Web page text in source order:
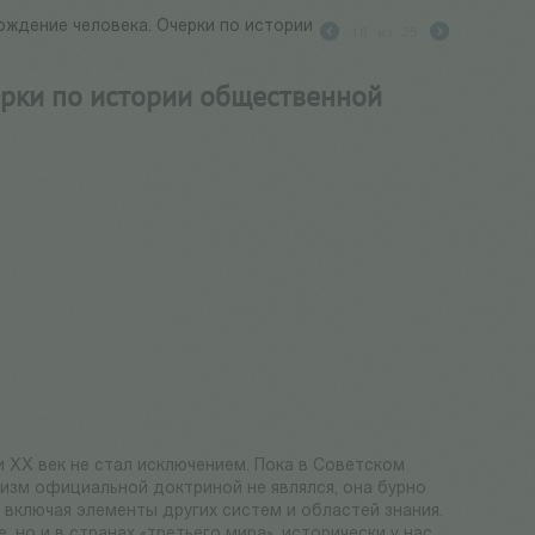
человека. Очерки по истории
по истории общественной
XX век не стал исключением. Пока в Советском
официальной доктриной не являлся, она бурно
элементы других систем и областей знания.